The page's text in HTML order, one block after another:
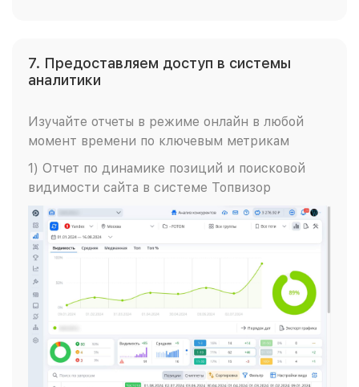
7. Предоставляем доступ в системы
аналитики
Изучайте отчеты в режиме онлайн в любой
момент времени по ключевым метрикам
1) Отчет по динамике позиций и поисковой
видимости сайта в системе Топвизор